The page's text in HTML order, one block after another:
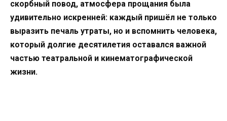
скорбный повод, атмосфера прощания была
удивительно искренней: каждый пришёл не только
выразить печаль утраты, но и вспомнить человека,
который долгие десятилетия оставался важной
частью театральной и кинематографической
жизни.